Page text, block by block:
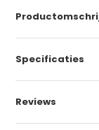
Specificaties
Reviews